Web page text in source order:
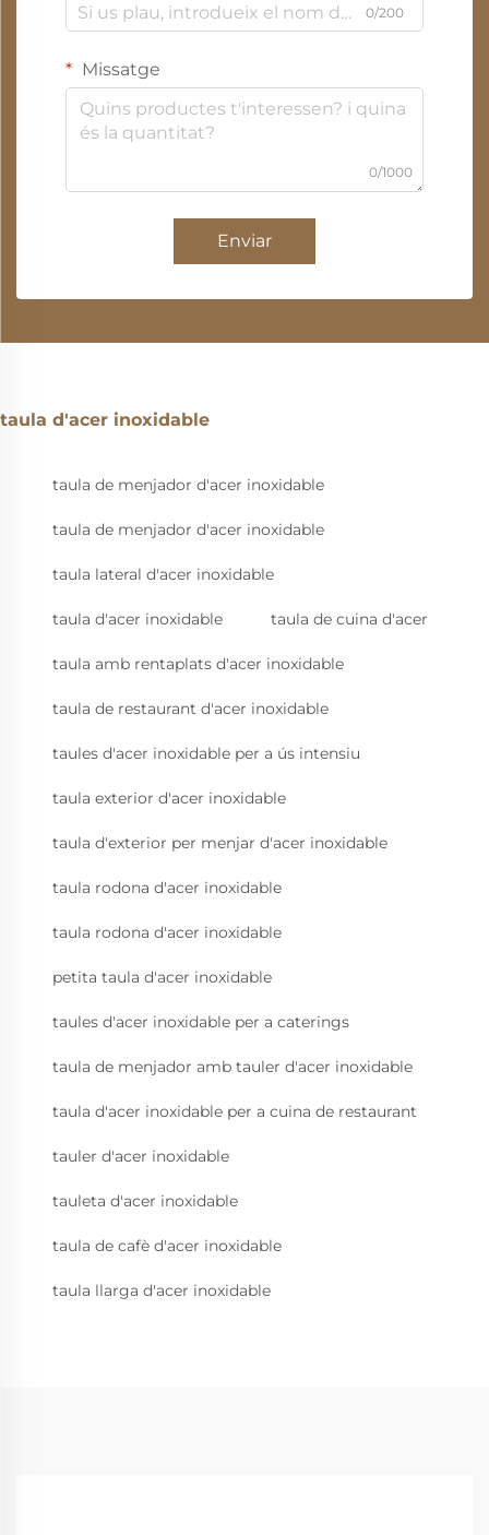
0/200
Missatge
0/1000
Enviar
taula d'acer inoxidable
taula de menjador d'acer inoxidable
taula de menjador d'acer inoxidable
taula lateral d'acer inoxidable
taula d'acer inoxidable taula de cuina d'acer
taula amb rentaplats d'acer inoxidable
taula de restaurant d'acer inoxidable
taules d'acer inoxidable per a ús intensiu
taula exterior d'acer inoxidable
taula d'exterior per menjar d'acer inoxidable
taula rodona d'acer inoxidable
taula rodona d'acer inoxidable
petita taula d'acer inoxidable
taules d'acer inoxidable per a caterings
taula de menjador amb tauler d'acer inoxidable
taula d'acer inoxidable per a cuina de restaurant
tauler d'acer inoxidable
tauleta d'acer inoxidable
taula de cafè d'acer inoxidable
taula llarga d'acer inoxidable